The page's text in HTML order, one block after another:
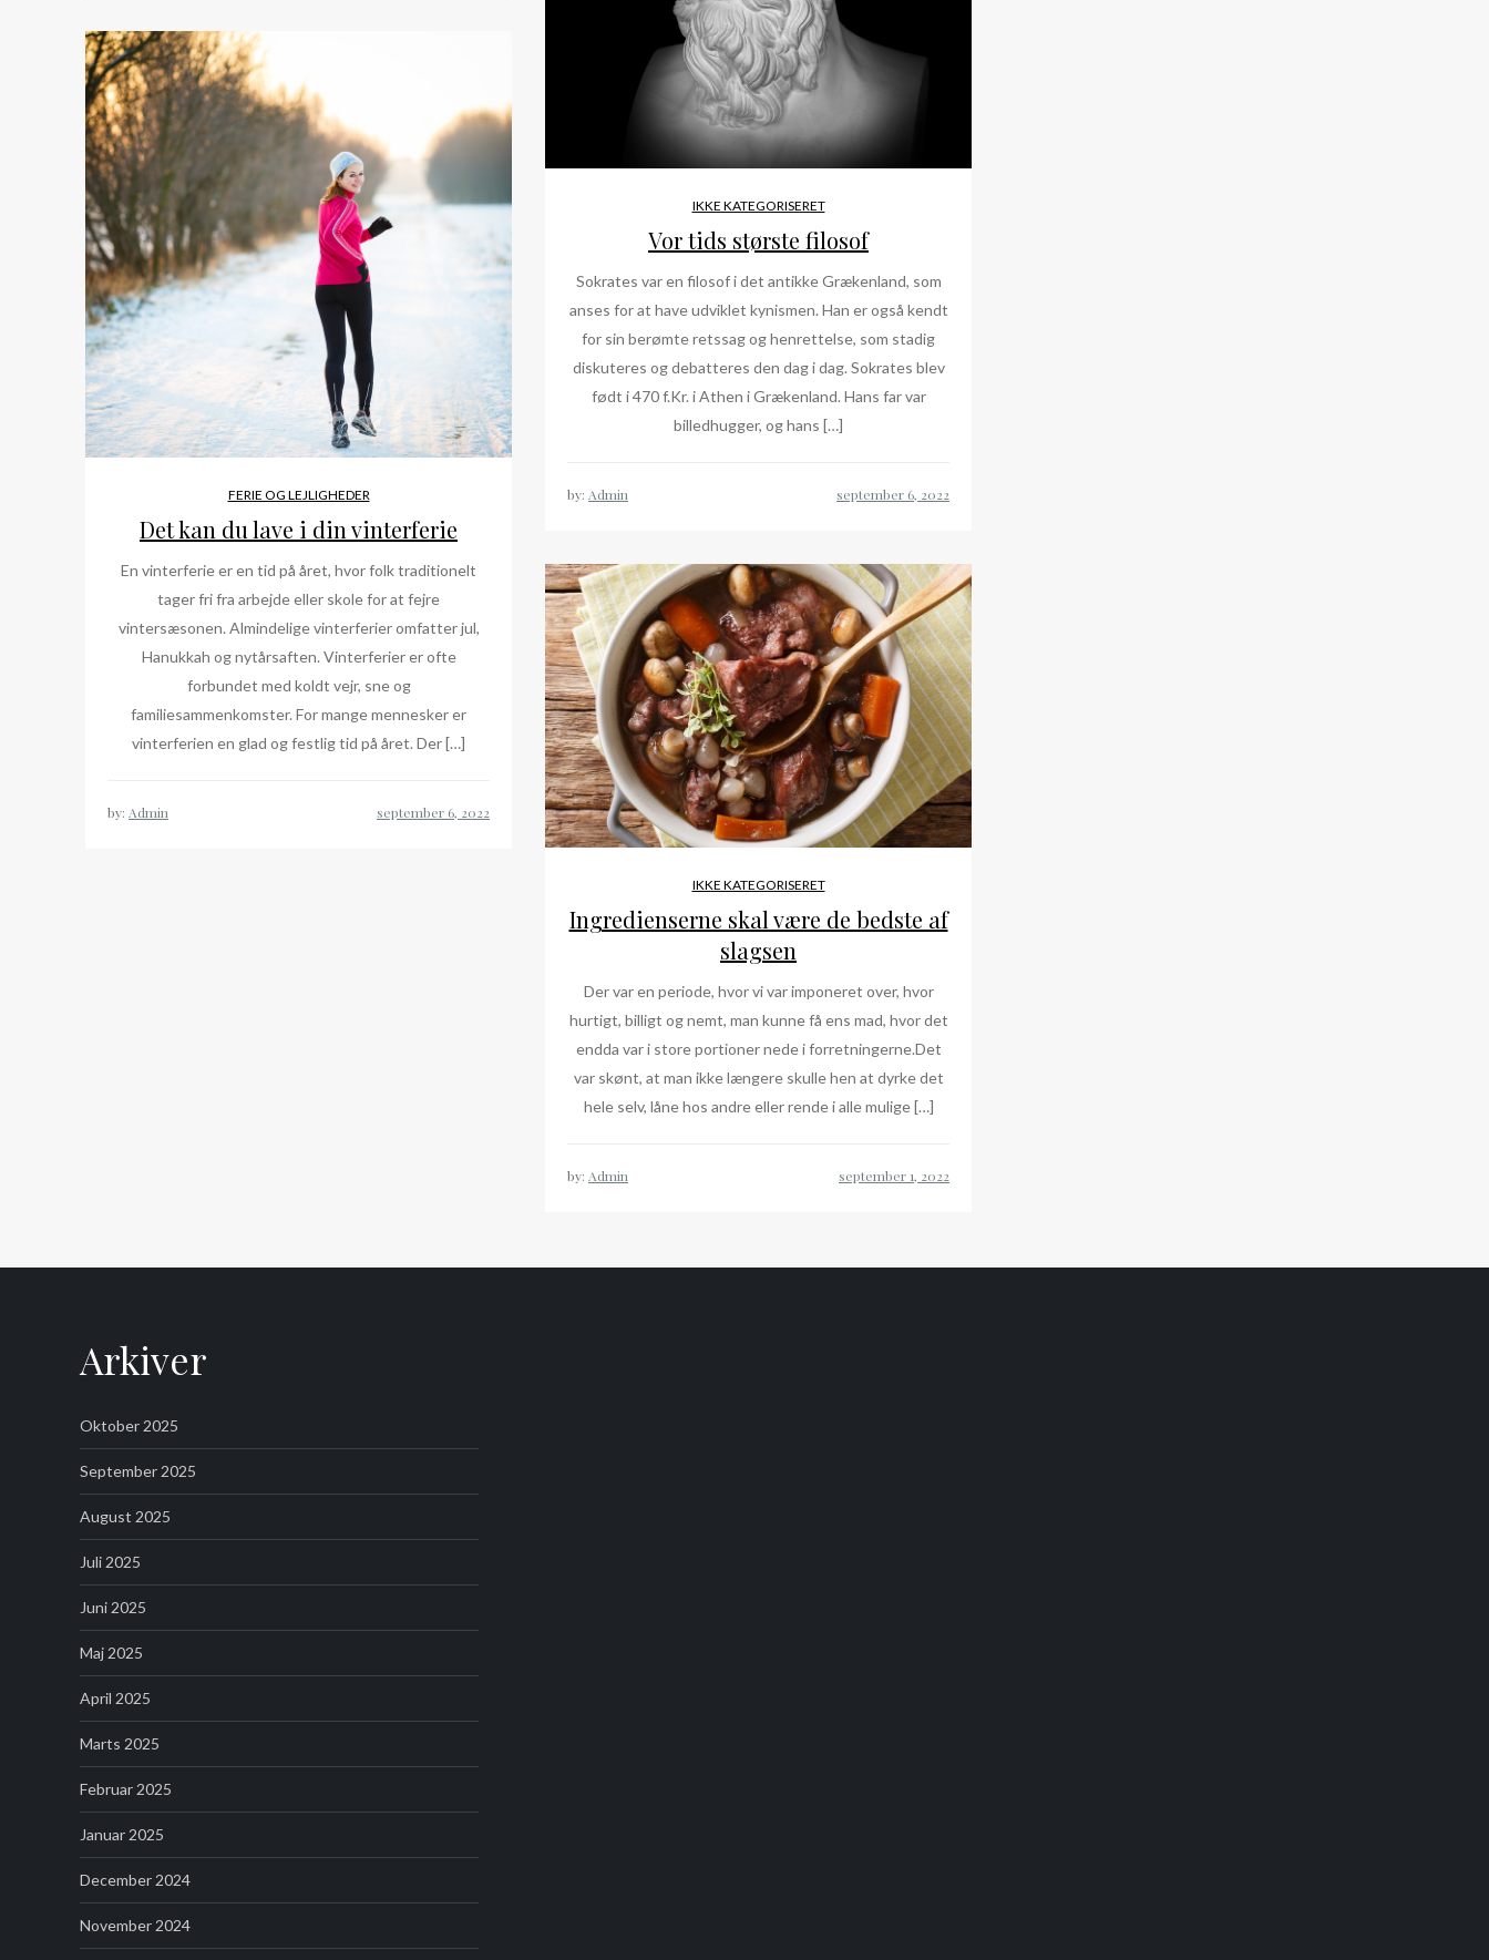
IKKE KATEGORISERET
Vor tids største filosof
Sokrates var en filosof i det antikke Grækenland, som
anses for at have udviklet kynismen. Han er også kendt
for sin berømte retssag og henrettelse, som stadig
diskuteres og debatteres den dag i dag. Sokrates blev
født i 470 f.Kr. i Athen i Grækenland. Hans far var
billedhugger, og hans […]
by: Admin
FERIE OG LEJLIGHEDER
Det kan du lave i din vinterferie
En vinterferie er en tid på året, hvor folk traditionelt
tager fri fra arbejde eller skole for at fejre
vintersæsonen. Almindelige vinterferier omfatter jul,
Hanukkah og nytårsaften. Vinterferier er ofte
forbundet med koldt vejr, sne og
familiesammenkomster. For mange mennesker er
vinterferien en glad og festlig tid på året. Der […]
by: Admin
IKKE KATEGORISERET
Ingredienserne skal være de bedste af
slagsen
Der var en periode, hvor vi var imponeret over, hvor
hurtigt, billigt og nemt, man kunne få ens mad, hvor det
endda var i store portioner nede i forretningerne.Det
var skønt, at man ikke længere skulle hen at dyrke det
hele selv, låne hos andre eller rende i alle mulige […]
by: Admin
Arkiver
Oktober 2025
September 2025
August 2025
Juli 2025
Juni 2025
Maj 2025
April 2025
Marts 2025
Februar 2025
Januar 2025
December 2024
November 2024